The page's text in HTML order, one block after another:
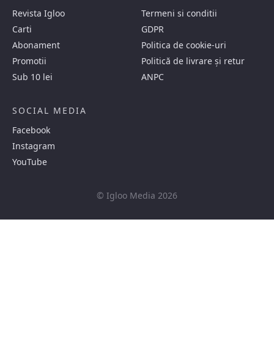
Revista Igloo
Carti
Abonament
Promotii
Sub 10 lei
Termeni si conditii
GDPR
Politica de cookie-uri
Politică de livrare și retur
ANPC
SOCIAL MEDIA
Facebook
Instagram
YouTube
© Igloo Media 2026